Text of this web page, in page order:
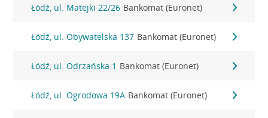
Łódź, ul. Matejki 22/26 Bankomat (Euronet)
Łódź, ul. Obywatelska 137 Bankomat (Euronet)
Łódź, ul. Odrzańska 1 Bankomat (Euronet)
Łódź, ul. Ogrodowa 19A Bankomat (Euronet)